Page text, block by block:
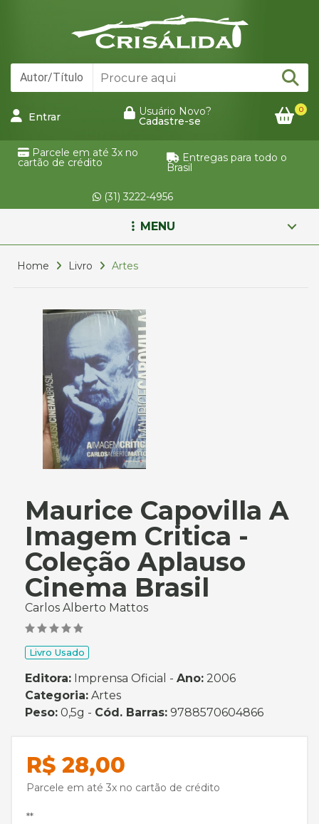
Entrar Usuário Novo?
Cadastre-se
0
Parcele em até 3x no
cartão de crédito Entregas para todo o
Brasil
(31) 3222-4956
MENU
Home Livro Artes
Maurice Capovilla A
Imagem Critica -
Coleção Aplauso
Cinema Brasil
Carlos Alberto Mattos
Livro Usado
Editora: Imprensa Oficial - Ano: 2006
Categoria: Artes
Peso: 0,5g - Cód. Barras: 9788570604866
R$ 28,00
Parcele em até 3x no cartão de crédito
**